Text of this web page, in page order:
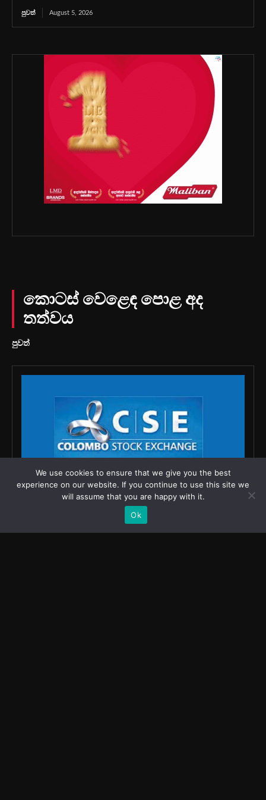
පුවත් August 5, 2026
We use cookies to ensure that we give you the best
experience on our website. If you continue to use this site we
will assume that you are happy with it.
Ok